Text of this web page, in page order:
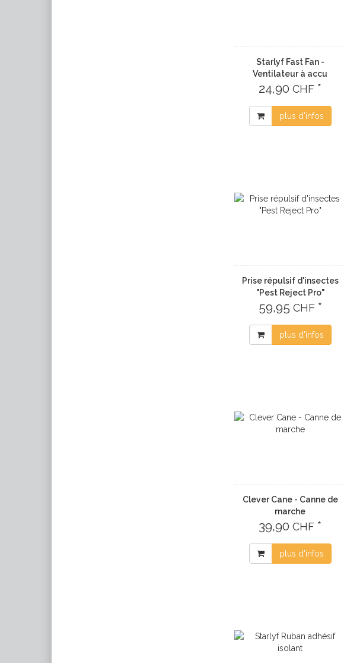
Starlyf Fast Fan -
Ventilateur à accu
24,90CHF *
plus d'infos
Prise répulsif d'insectes
"Pest Reject Pro"
59,95 CHF *
plus d'infos
Clever Cane - Canne de
marche
39,90CHF *
plus d'infos